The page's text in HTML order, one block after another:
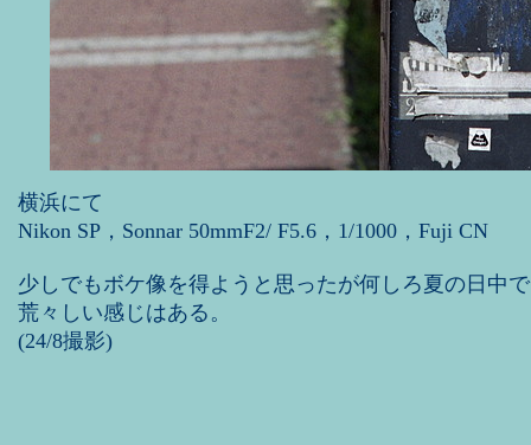
横浜にて
Nikon SP，Sonnar 50mmF2/ F5.6，1/1000，Fuji CN
少しでもボケ像を得ようと思ったが何しろ夏の日中
荒々しい感じはある。
(24/8撮影)